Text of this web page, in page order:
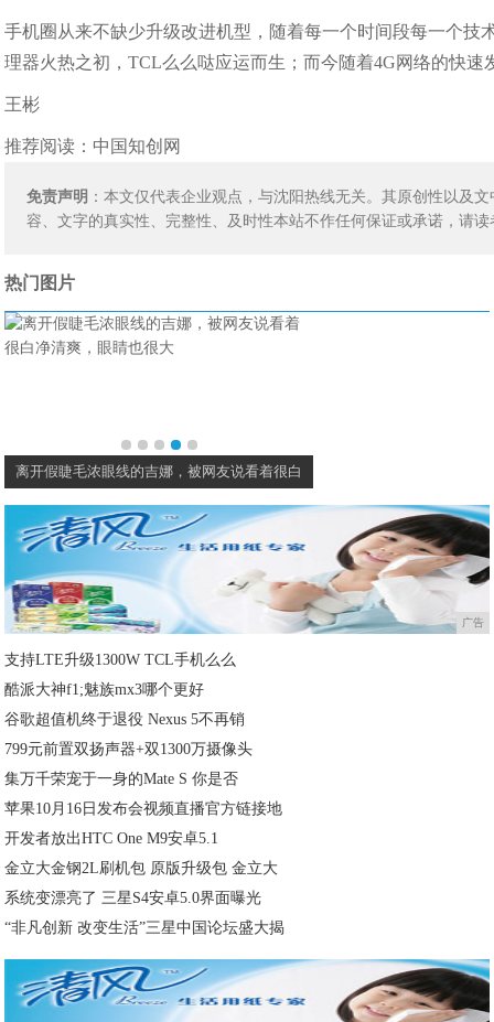
手机圈从来不缺少升级改进机型，随着每一个时间段每一个
理器火热之初，TCL么么哒应运而生；而今随着4G网络的快
王彬
推荐阅读： 中国知创网
免责声明 ：本文仅代表企业观点，与沈阳热线无关。其原创性以及
容、文字的真实性、完整性、及时性本站不作任何保证或承诺，请
热门图片
离开假睫毛浓眼线的吉娜，被网友说看着很白
广告
支持LTE升级1300W TCL手机么么
酷派大神f1;魅族mx3哪个更好
谷歌超值机终于退役 Nexus 5不再销
799元前置双扬声器+双1300万摄像头
集万千荣宠于一身的Mate S 你是否
苹果10月16日发布会视频直播官方链接地
开发者放出HTC One M9安卓5.1
金立大金钢2L刷机包 原版升级包 金立大
系统变漂亮了 三星S4安卓5.0界面曝光
“非凡创新 改变生活”三星中国论坛盛大揭